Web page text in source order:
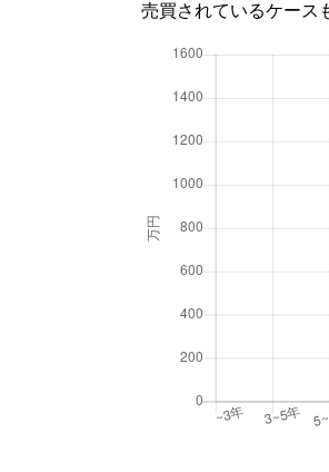
売買されているケース